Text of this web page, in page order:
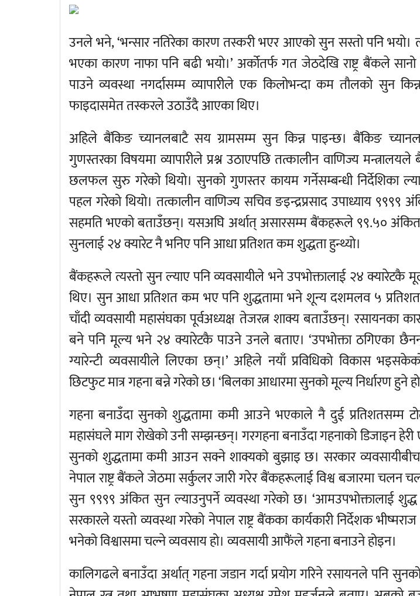
उनले भने, ‘भन्सार नतिरेका कारण तस्करी भएर आएको सुन सस्तो पनि भयो।
भएका कारण नाफा पनि बढी भयो।’ अर्कोतर्फ गत जेठदेखि राष्ट्र बैंकले
पाउने व्यवस्था नगर्दासम्म व्यापारीले एक किलोभन्दा कम तौलको सुन
फाइदासमेत तस्करले उठाउँदै आएका थिए।
अहिले बैंकिङ च्यानलबाटै सय ग्रामसम्म सुन किन्न पाइन्छ। बैंकिङ
गुणस्तरका विषयमा व्यापारीले प्रश्न उठाएपछि तत्कालीन वाणिज्य मन्त्रालयले
छलफल सुरु गरेको थियो। सुनको गुणस्तर कायम गर्नेसम्बन्धी निर्देशिका
पहल गरेको थियो। तत्कालीन वाणिज्य सचिव ङइन्द्रप्रसाद उपाध्याय ९९९९
सहमति भएको बताउँछन्। यसअघि अर्थात् असारसम्म बैंकहरूले ९९.५० अंकित
सुनलाई २४ क्यारेट नै भनिए पनि आधा प्रतिशत कम शुद्धता हुन्थ्यो।
बैंकहरूले त्यस्तो सुन ल्याए पनि व्यवसायीले भने उपभोक्तालाई २४ क्यारेटकै
थिए। सुन आधा प्रतिशत कम भए पनि शुद्धतामा भने शून्य दशमलव ५
चाँदी व्यवसायी महासंघका पूर्वअध्यक्ष तेजरत्न शाक्य बताउँछन्। रसायनका
बने पनि मूल्य भने २४ क्यारेटकै पाउने उनले बताए। ‘उपभोक्ता ठगिएका
ग्यारेन्टी व्यवसायीले लिएका छन्।’ अहिले नयाँ प्रविधिको विकास
छिटफुट मात्र गहना बन्ने गरेको छ। ‘बिलका आधारमा सुनको मूल्य निर्धारण हुने
गहना बनाउँदा सुनको शुद्धतामा कमी आउने भएकाले नै दुई प्रतिशतसम्म
महासंघले माग रोखेको उनी सम्झन्छन्। गरगहना बनाउँदा गहनाको डिजाइन
सुनको शुद्धतामा कमी आउन सक्ने शाक्यको बुझाइ छ। सरकार
नेपाल राष्ट्र बैंकले जेठमा सर्कुलर जारी गरेर बैंकहरूलाई विश्व बजारमा चलन
सुन ९९९९ अंकित सुन ल्याउनुपर्ने व्यवस्था गरेको छ। ‘आमउपभोक्तालाई
सरकारले यस्तो व्यवस्था गरेको नेपाल राष्ट्र बैंकका कार्यकारी निर्देशक
भनेको विश्वासमा चल्ने व्यवसाय हो। व्यवसायी आफैंले गहना बनाउने होइन।
कालिगढले बनाउँदा अर्थात् गहना जडान गर्दा प्रयोग गरिने रसायनले पनि सुनको